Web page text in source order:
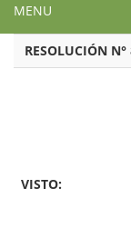
MENU
RESOLUCIÓN
VISTO: